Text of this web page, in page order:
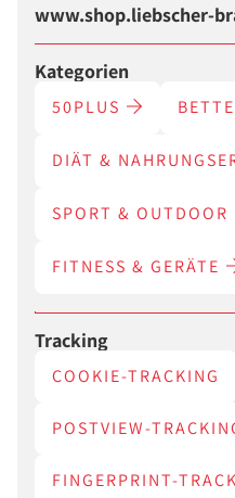
www.shop.liebscher-
Kategorien
50PLUS
DIÄT &
SPORT & OUTDOOR
FITNESS & GERÄTE
Tracking
COOKIE-TRACKING
POSTVIEW-
FINGERPRINT-